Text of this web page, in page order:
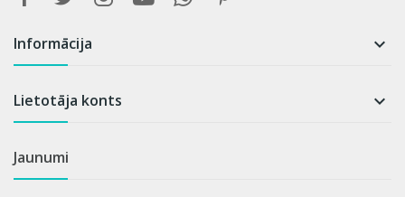
Informācija 
Lietotāja konts 
Jaunumi